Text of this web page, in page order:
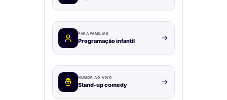
PARA FAMÍLIAS
Programação infantil
HUMOR AO VIVO
Stand-up comedy